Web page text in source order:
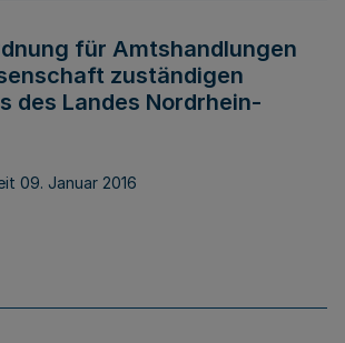
für Amtshandlungen
zuständigen
des Landes Nordrhein-
09. Januar 2016